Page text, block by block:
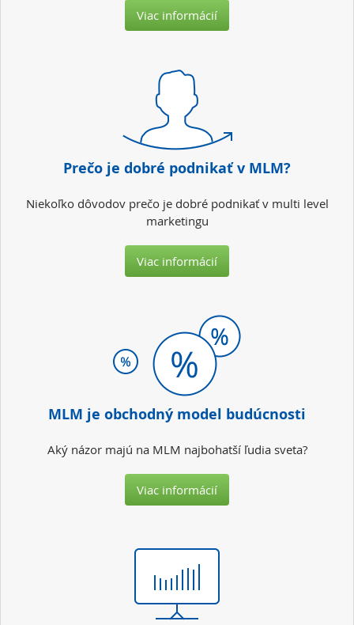
Viac informácií
Prečo je dobré podnikať v MLM?
Niekoľko dôvodov prečo je dobré podnikať v multi level
marketingu
Viac informácií
MLM je obchodný model budúcnosti
Aký názor majú na MLM najbohatší ľudia sveta?
Viac informácií